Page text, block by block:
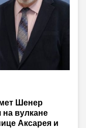
Шенер
на вулкане
Аксарея и